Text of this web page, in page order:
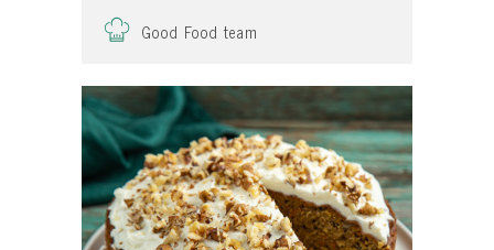
Good Food team